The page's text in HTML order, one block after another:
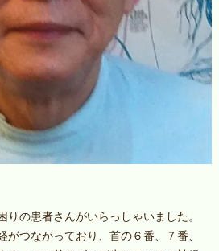
の患者さんがいらっしゃいました。
つながっており、首の６番、７番、